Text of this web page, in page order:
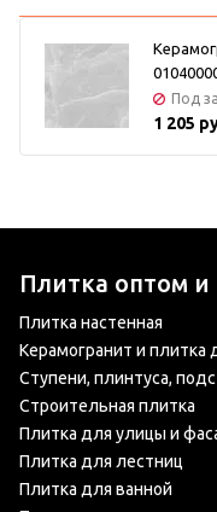
Под
1 205
Плитка оптом и
Плитка настенная
Керамогранит и плитка
Ступени, плинтуса,
Строительная плитка
Плитка для улицы и
Плитка для лестниц
Плитка для ванной